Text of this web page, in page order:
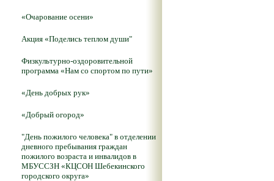
«Очарование осени»
Акция «Поделись теплом души"
Физкультурно-оздоровительной
программа «Нам со спортом по пути»
«День добрых рук»
«Добрый огород»
"День пожилого человека" в отделении
дневного пребывания граждан
пожилого возраста и инвалидов в
МБУССЗН «КЦСОН Шебекинского
городского округа»